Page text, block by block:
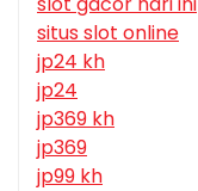
situs slot online
jp24 kh
jp24
jp369 kh
jp369
jp99 kh